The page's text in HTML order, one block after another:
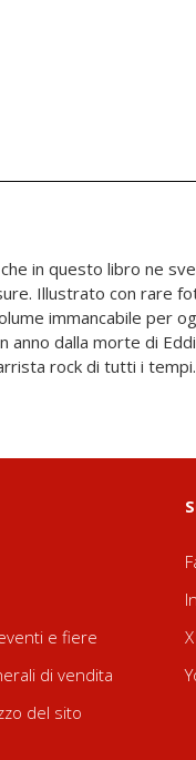
rock di tutti i tempi.
e fiere
di vendita
del sito
X